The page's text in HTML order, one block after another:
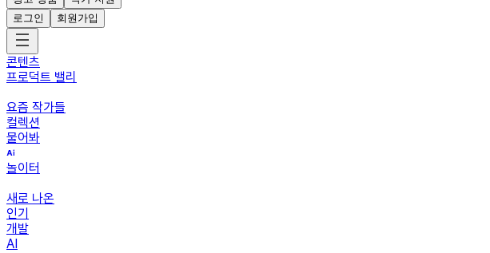
로그인
회원가입
콘텐츠
프로덕트 밸리
요즘 작가들
컬렉션
물어봐
놀이터
새로 나온
인기
개발
AI